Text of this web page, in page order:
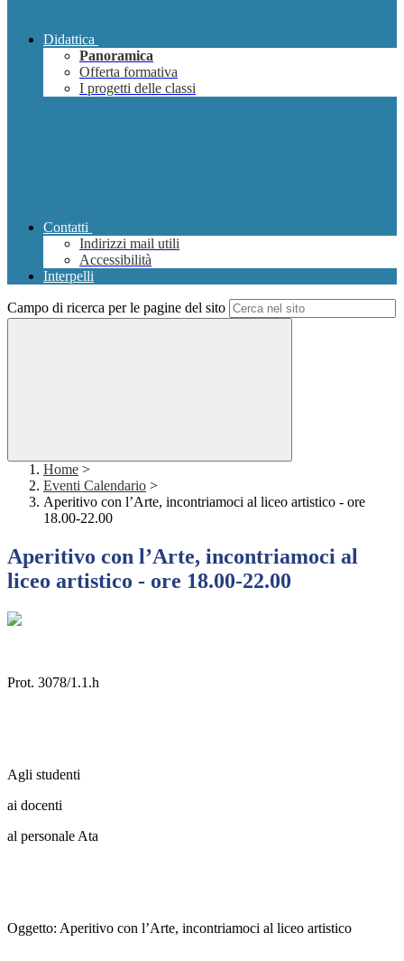
Didattica
Panoramica
Offerta formativa
I progetti delle classi
Contatti
Indirizzi mail utili
Accessibilità
Interpelli
Campo di ricerca per le pagine del sito
Home >
Eventi Calendario >
Aperitivo con l’Arte, incontriamoci al liceo artistico - ore
18.00-22.00
Aperitivo con l’Arte, incontriamoci al
liceo artistico - ore 18.00-22.00
Prot. 3078/1.1.h
Agli studenti
ai docenti
al personale Ata
Oggetto: Aperitivo con l’Arte, incontriamoci al liceo artistico